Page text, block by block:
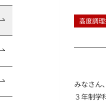
高度調
みなさん
３年制学